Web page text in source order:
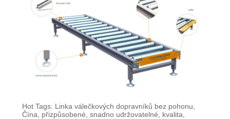
Hot Tags: Linka válečkových dopravníků bez pohonu,
Čína, přizpůsobené, snadno udržovatelné, kvalita,